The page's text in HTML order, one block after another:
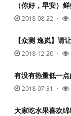
（你好，早安）
2018-08-22 ・
【众测 逸岚】请
2018-12-20 ・
有没有热量低一点
2018-07-31 ・
大家吃水果喜欢